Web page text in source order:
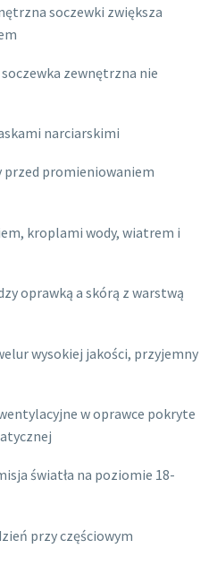
soczewki zwiększa
soczewka zewnętrzna nie
narciarskimi
przed promieniowaniem
kroplami wody, wiatrem i
oprawką a skórą z warstwą
wysokiej jakości, przyjemny
w oprawce pokryte
światła na poziomie 18-
przy częściowym